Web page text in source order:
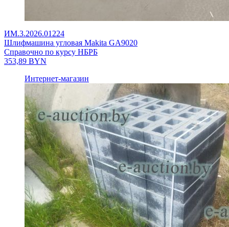
ИМ.3.2026.01224
Шлифмашина угловая Makita GA9020
Справочно по курсу НБРБ
353,89 BYN
Интернет-магазин